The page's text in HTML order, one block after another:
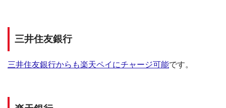
三井住友銀行
三井住友銀行からも楽天ペイにチャージ可能です。